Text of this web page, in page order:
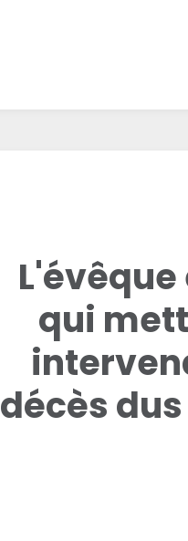
qui
décès